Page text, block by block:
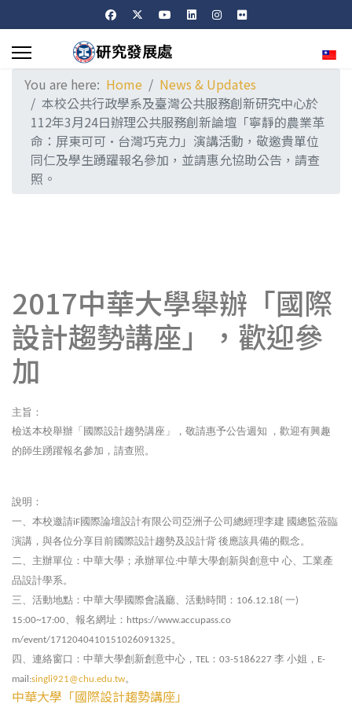
You are here: Home
News & Updates
本校公共行政學系及臺灣公共服務創新研究中心於
112年3月24日辦理公共服務創新論壇「寧靜的農業革
命：屏東可可·台灣巧克力」演講活動，敬邀貴單位
同仁及學生踴躍報名參加，並請惠允協助公告，請查
照。
2017中華大學舉辦「國際
設計趨勢講座」，歡迎參
加
主旨：
檢送本校舉辦「國際設計趨勢講座」，敬請惠予公告週知
，歡迎有興趣
的師生踴躍報名參加，請查照。
說明：
一、本校邀請iF國際論壇設計有限公司亞洲子公司總經理李建 國總監蒞臨
演講，與各位分享目前國際設計趨勢及設計背 後應該具備的觀念。
二、主辦單位：中華大學；承辦單位:中華大學創新與創意中 心、工業產
品設計學系。
三、活動地點：中華大學國際會議廳、活動時間： 106.12.18( 一)
15:00~17:00、報名網址： https://www.accupass.co
m/event/1712040410151026091325。
四、連絡窗口：中華大學創新創意中心， TEL： 03-5186227 李 小姐， E-
mail:singli921@chu.edu.tw。
中華大學「國際設計趨勢講座」